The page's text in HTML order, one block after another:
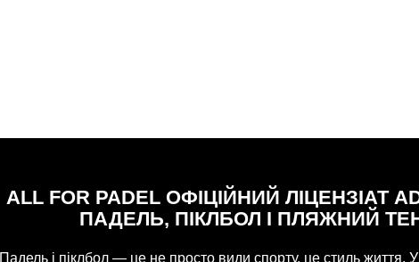
ALL FOR PADEL ОФІЦІЙНИЙ ЛІЦЕНЗІАТ
ПАДЕЛЬ, ПІКЛБОЛ І ПЛЯЖНИЙ
Падель і піклбол — це не просто види спорту, це стиль життя.